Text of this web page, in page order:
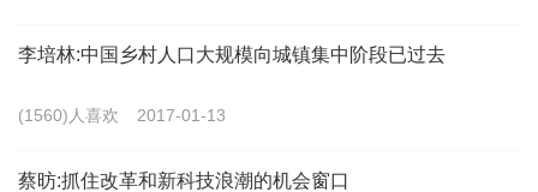
三是产业扶贫还有区域性
。中国幅员辽阔，各个地
迥然各异，贫困人口分布点多面广，贫困程度、致贫的
原因、帮扶的需求多种多样。所以，这种区域的特点就
李培林:中国乡村人口大规模向城镇集中阶段已过去
(1560)人喜欢 2017-01-13
蔡昉:抓住改革和新科技浪潮的机会窗口